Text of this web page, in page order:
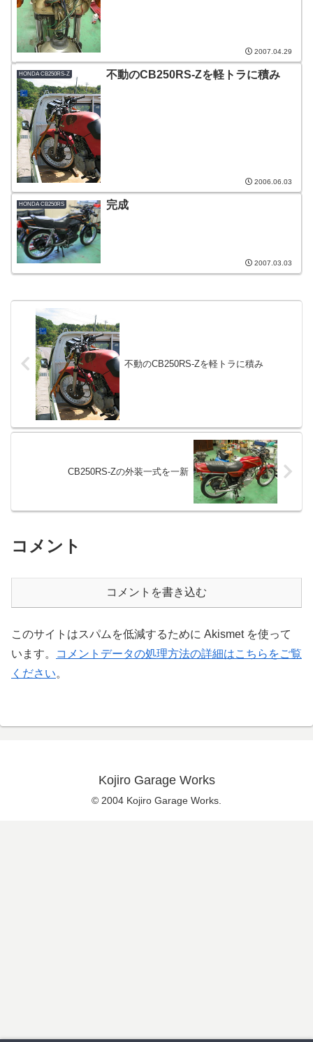
2007.04.29
HONDA CB250RS-Z 不動のCB250RS-Zを軽トラに積み
2006.06.03
HONDA CB250RS 完成
2007.03.03
不動のCB250RS-Zを軽トラに積み
CB250RS-Zの外装一式を一新
コメント
コメントを書き込む
このサイトはスパムを低減するために Akismet を使って
います。
コメントデータの処理方法の詳細はこちらをご覧
ください。
Kojiro Garage Works
© 2004 Kojiro Garage Works.